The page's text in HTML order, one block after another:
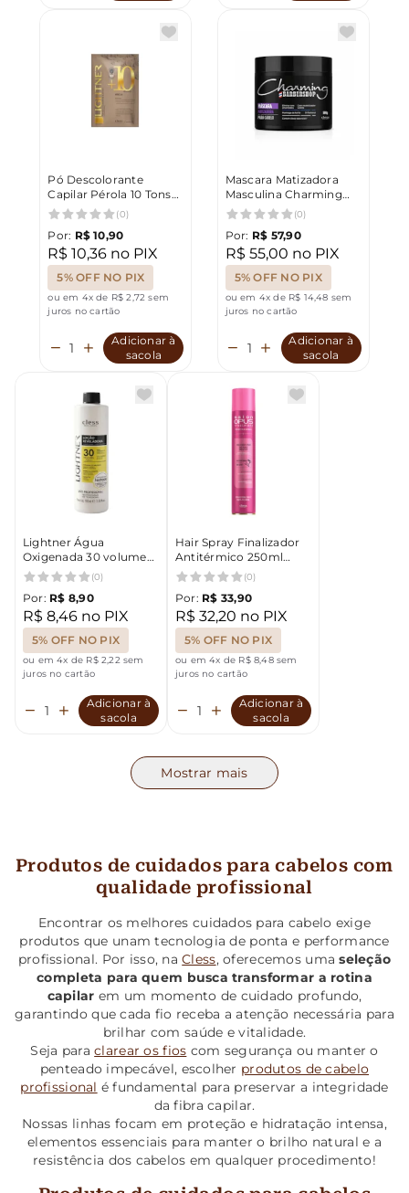
Pó Descolorante
Capilar Pérola 10 Tons
Lightner 20g(0)
Por: R$ 10,90
R$ 10,36 no PIX
5% OFF NO PIX
ou em 4x de R$ 2,72 sem
juros no cartão
Adicionar à
sacola
Mascara Matizadora
Masculina Charming
Barbershop 500g
(0)
Por: R$ 57,90
R$ 55,00 no PIX
5% OFF NO PIX
ou em 4x de R$ 14,48 sem
juros no cartão
Adicionar à
sacola
Lightner Água
Oxigenada 30 volumes
100ml
(0)
Por: R$ 8,90
R$ 8,46 no PIX
5% OFF NO PIX
ou em 4x de R$ 2,22 sem
juros no cartão
Adicionar à
sacola
Hair Spray Finalizador
Antitérmico 250ml
Efeito Gloss Uso
Profissional Salon opus
(0)
Por: R$ 33,90
R$ 32,20 no PIX
5% OFF NO PIX
ou em 4x de R$ 8,48 sem
juros no cartão
Adicionar à
sacola
Mostrar mais
Produtos de cuidados para cabelos com
qualidade profissional
Encontrar os melhores cuidados para cabelo exige
produtos que unam tecnologia de ponta e performance
profissional. Por isso, naCless, oferecemos umaseleção
completa para quem busca transformar a rotina
capilar em um momento de cuidado profundo,
garantindo que cada fio receba a atenção necessária para
brilhar com saúde e vitalidade.
Seja paraclarear os fios com segurança ou manter o
penteado impecável, escolher produtos de cabelo
profissional é fundamental para preservar a integridade
da fibra capilar.
Nossas linhas focam em proteção e hidratação intensa,
elementos essenciais para manter o brilho natural e a
resistência dos cabelos em qualquer procedimento!